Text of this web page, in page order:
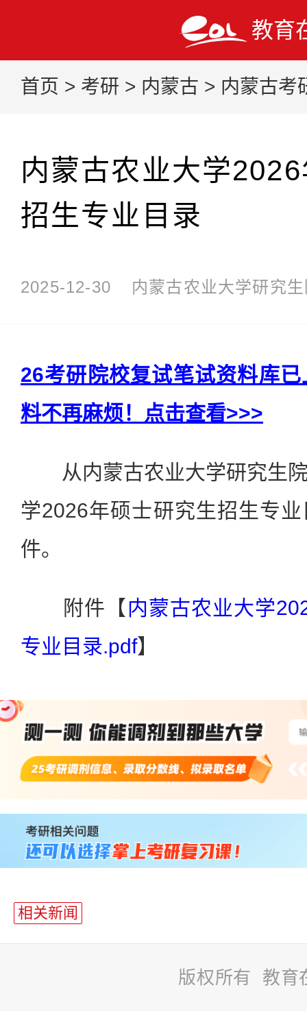
教育
首页 > 考研 > 内蒙古 > 内蒙古考
内蒙古农业大学
招生专业目录
2025-12-30 内蒙古农业大学研究
26考研院校复试笔试资料库
料不再麻烦！点击查看>>>
从内蒙古农业大学研究生院
学2026年硕士研究生招生专
件。
附件【 内蒙古农业大学
专业目录.pdf】
相关新闻
版权所有 教育